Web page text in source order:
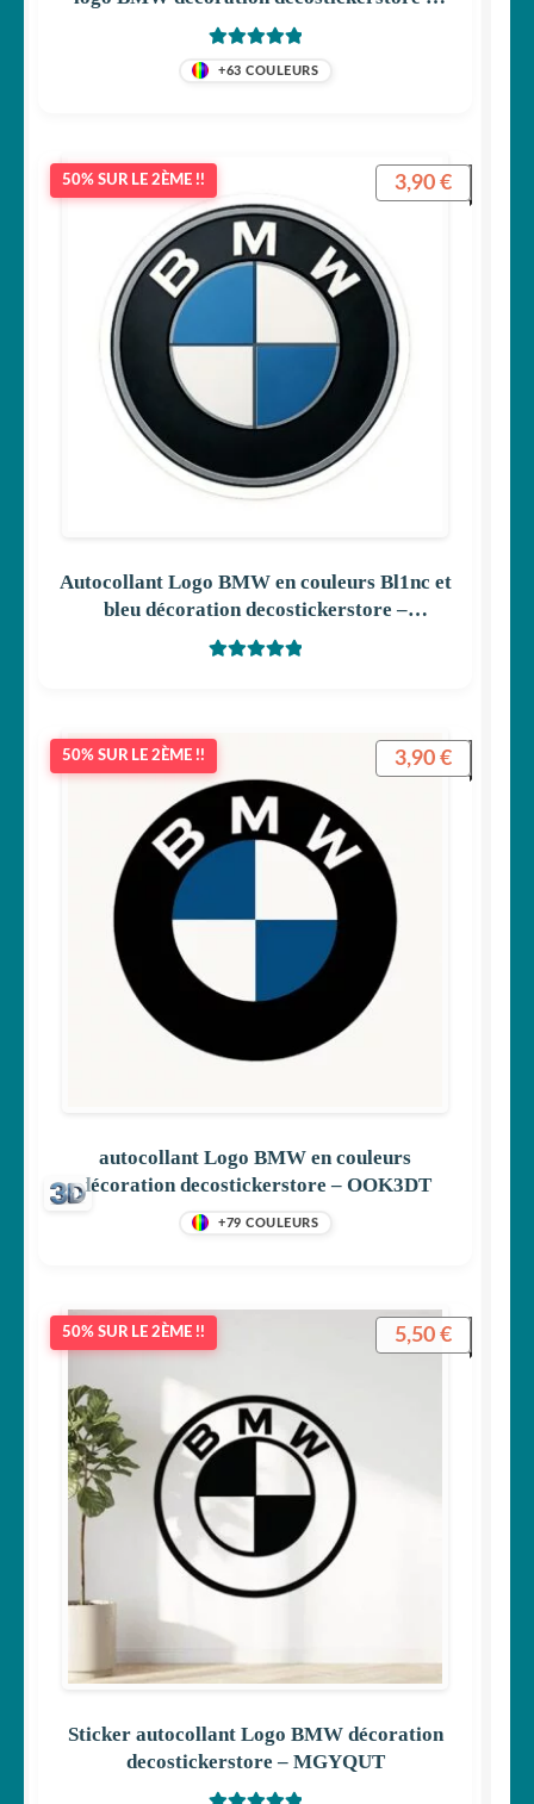
MMWBRJ
+63 COULEURS
50% SUR LE 2ÈME !!
Autocollant Logo BMW en couleurs Bl1nc et
bleu décoration decostickerstore –
TWGABD
3,90 €
50% SUR LE 2ÈME !!
autocollant Logo BMW en couleurs
décoration decostickerstore – OOK3DT
+79 COULEURS
3,90 €
50% SUR LE 2ÈME !!
Sticker autocollant Logo BMW décoration
decostickerstore – MGYQUT
5,50 €